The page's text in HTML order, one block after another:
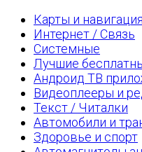
Карты и навигация
Интернет / Связь
Системные
Лучшие
Андроид ТВ
Видеоплееры и
Текст / Читалки
Автомобили и
Здоровье и спорт